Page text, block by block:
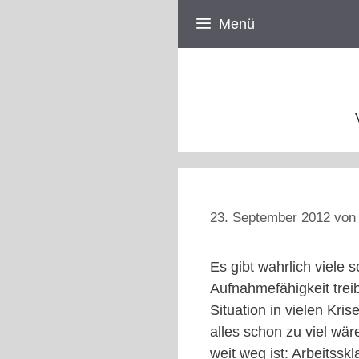
Menü
23. September 2012 von
Es gibt wahrlich viele
Aufnahmefähigkeit
Situation in vielen
alles schon zu viel
weit weg ist: